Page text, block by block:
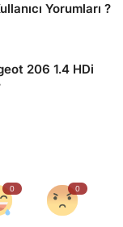
Yorumları ?
206 1.4 HDi
0 0